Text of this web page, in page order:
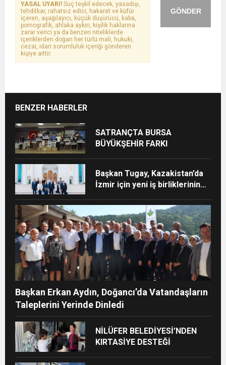
GÖNDER
YASAL UYARI! Suç teşkil edecek, yasadışı,
tehditkar, rahatsız edici, hakaret ve küfür
içeren, aşağılayıcı, küçük düşürücü, kaba,
pornografik, ahlaka aykırı, kişilik haklarına
zarar verici ya da benzeri niteliklerde
içeriklerden doğan her türlü mali, hukuki,
cezai, idari sorumluluk içeriği gönderen
kişiye aittir.
BENZER HABERLER
SATRANÇTA BURSA
BÜYÜKŞEHİR FARKI
Başkan Tugay, Kazakistan’da
İzmir için yeni iş birliklerinin
Başkan Erkan Aydın, Doğancı’da Vatandaşların
Taleplerini Yerinde Dinledi
NİLÜFER BELEDİYESİ’NDEN
KIRTASİYE DESTEĞİ